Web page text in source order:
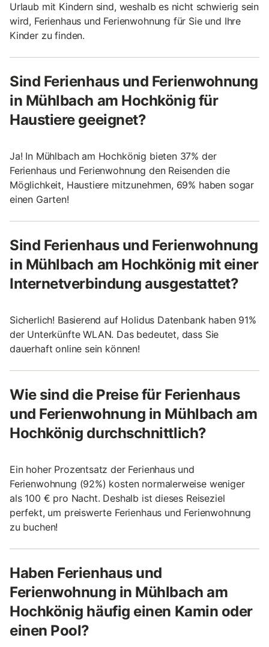
Urlaub mit Kindern sind, weshalb es nicht schwierig sein
wird, Ferienhaus und Ferienwohnung für Sie und Ihre
Kinder zu finden.
Sind Ferienhaus und Ferienwohnung
in Mühlbach am Hochkönig für
Haustiere geeignet?
Ja! In Mühlbach am Hochkönig bieten 37% der
Ferienhaus und Ferienwohnung den Reisenden die
Möglichkeit, Haustiere mitzunehmen, 69% haben sogar
einen Garten!
Sind Ferienhaus und Ferienwohnung
in Mühlbach am Hochkönig mit einer
Internetverbindung ausgestattet?
Sicherlich! Basierend auf Holidus Datenbank haben 91%
der Unterkünfte WLAN. Das bedeutet, dass Sie
dauerhaft online sein können!
Wie sind die Preise für Ferienhaus
und Ferienwohnung in Mühlbach am
Hochkönig durchschnittlich?
Ein hoher Prozentsatz der Ferienhaus und
Ferienwohnung (92%) kosten normalerweise weniger
als 100 € pro Nacht. Deshalb ist dieses Reiseziel
perfekt, um preiswerte Ferienhaus und Ferienwohnung
zu buchen!
Haben Ferienhaus und
Ferienwohnung in Mühlbach am
Hochkönig häufig einen Kamin oder
einen Pool?